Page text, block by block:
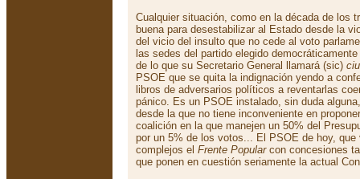
Cualquier situación, como en la década de los
buena para desestabilizar al Estado desde la
del vicio del insulto que no cede al voto
las sedes del partido elegido
de lo que su Secretario General llamará (sic)
PSOE que se quita la indignación yendo a
libros de adversarios políticos a reventarlas
pánico. Es un PSOE instalado, sin duda
desde la que no tiene inconveniente en
coalición en la que manejen un 50% del
por un 5% de los votos... El PSOE de hoy, que
complejos el Frente Popularcon concesiones
que ponen en cuestión seriamente la actual